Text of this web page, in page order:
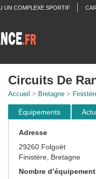
UN COMPLEXE SPORTIF
Circuits De
Accueil > Bretagne>
Équipements
Adresse
29260 Folgoët
Finistère, Bretagne
Nombre